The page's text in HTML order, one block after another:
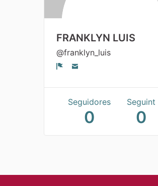
FRANKLYN LUIS
@franklyn_luis
Seguidores
0
Seguint
0